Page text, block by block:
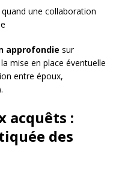
une collaboration
approfondie sur
mise en place éventuelle
entre époux,
acquêts :
des